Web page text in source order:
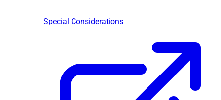
Special Considerations